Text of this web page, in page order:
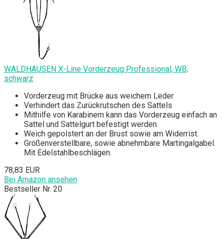
WALDHAUSEN X-Line Vorderzeug Professional, WB,
schwarz
Vorderzeug mit Brücke aus weichem Leder
Verhindert das Zurückrutschen des Sattels
Mithilfe von Karabinern kann das Vorderzeug einfach an
Sattel und Sattelgurt befestigt werden.
Weich gepolstert an der Brust sowie am Widerrist.
Größenverstellbare, sowie abnehmbare Martingalgabel.
Mit Edelstahlbeschlägen.
78,83 EUR
Bei Amazon ansehen
Bestseller Nr. 20